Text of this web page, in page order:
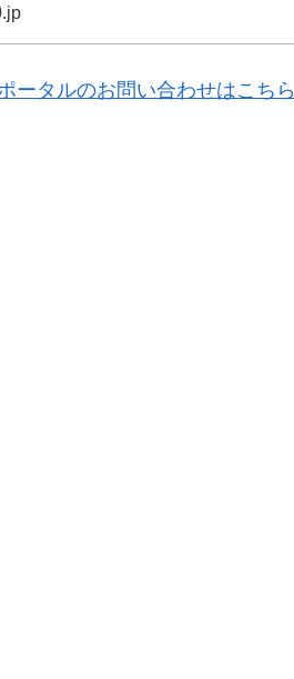
ータルのお問い合わせはこちら